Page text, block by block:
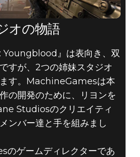
オの物語
Youngblood』は表向き、双
すが、2つの姉妹スタジオ
す。MachineGamesは本
の開発のために、リヨンを
Studiosのクリエイティ
ンバー達と手を組みまし
ゲームディレクターであ